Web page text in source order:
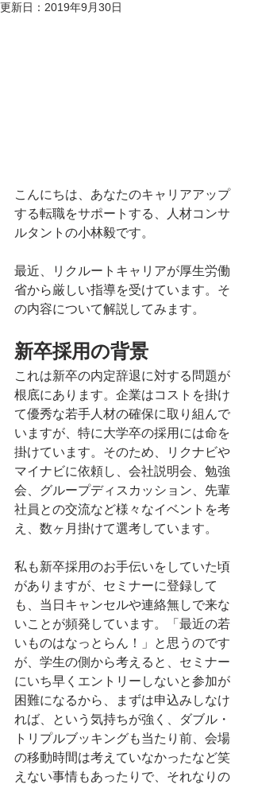
更新日： 2019年9月30日
こんにちは、あなたのキャリアアップ
する転職をサポートする、人材コンサ
ルタントの小林毅です。
最近、リクルートキャリアが厚生労働
省から厳しい指導を受けています。そ
の内容について解説してみます。
新卒採用の背景
これは新卒の内定辞退に対する問題が
根底にあります。企業はコストを掛け
て優秀な若手人材の確保に取り組んで
いますが、特に大学卒の採用には命を
掛けています。そのため、リクナビや
マイナビに依頼し、会社説明会、勉強
会、グループディスカッション、先輩
社員との交流など様々なイベントを考
え、数ヶ月掛けて選考しています。
私も新卒採用のお手伝いをしていた頃
がありますが、セミナーに登録して
も、当日キャンセルや連絡無しで来な
いことが頻発しています。「最近の若
いものはなっとらん！」と思うのです
が、学生の側から考えると、セミナー
にいち早くエントリーしないと参加が
困難になるから、まずは申込みしなけ
れば、という気持ちが強く、ダブル・
トリプルブッキングも当たり前、会場
の移動時間は考えていなかったなど笑
えない事情もあったりで、それなりの